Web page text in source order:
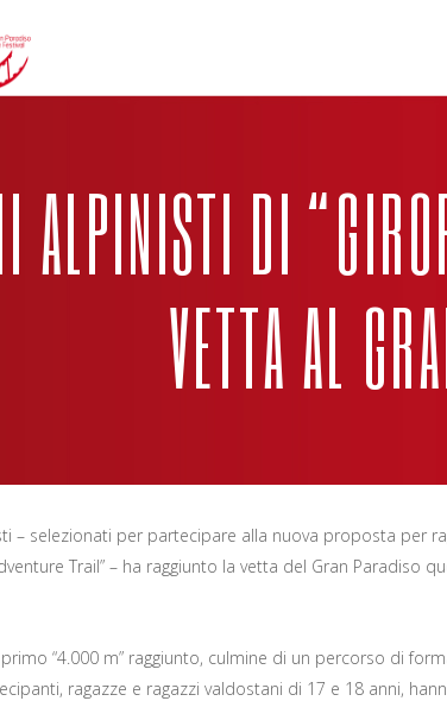
ALPINISTI DI
VETTA AL
– selezionati per partecipare alla nuova proposta per
Trail” – ha raggiunto la vetta del Gran Paradiso
“4.000 m” raggiunto, culmine di un percorso di
ragazze e ragazzi valdostani di 17 e 18 anni,